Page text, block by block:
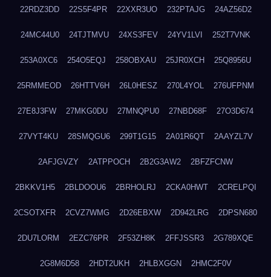
22RDZ3DD 22S5F4PR 22XXR3UO 232PTAJG 24AZ56D2
24MC44U0 24TJTMVU 24XS3FEV 24YV1LVI 252T7VNK
253A0XC6 254O5EQJ 258OBXAU 25JR0XCH 25Q8956U
25RMMEOD 26HTTV6H 26L0HESZ 270L4YOL 276UFPNM
27E8J3FW 27MKG0DU 27MNQPU0 27NBD68F 27O3D674
27VYT4KU 28SMQGU6 299T1G15 2A01R6QT 2AAYZL7V
2AFJGVZY 2ATPPOCH 2B2G3AW2 2BFZFCNW
2BKKV1H5 2BLDOOU6 2BRHOLRJ 2CKA0HWT 2CRELPQI
2CSOTXFR 2CVZ7WMG 2D26EBXW 2D942LRG 2DPSN680
2DU7LORM 2EZC76PR 2F53ZH8K 2FFJSSR3 2G789XQE
2G8M6D58 2HDT2UKH 2HLBXGGN 2HMC2F0V